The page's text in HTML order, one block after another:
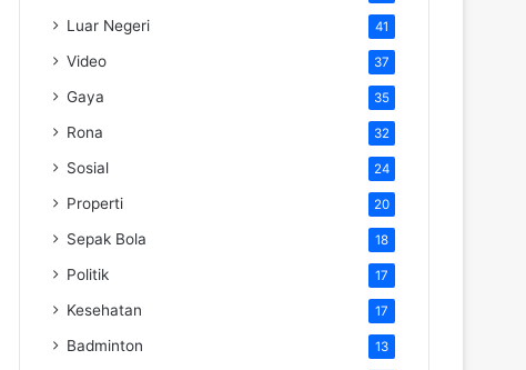
Luar Negeri 41
Video 37
Gaya 35
Rona 32
Sosial 24
Properti 20
Sepak Bola 18
Politik 17
Kesehatan 17
Badminton 13